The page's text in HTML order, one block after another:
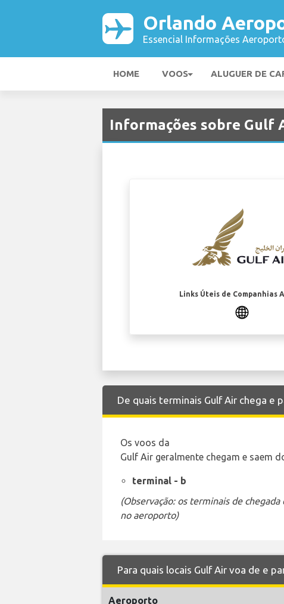
Orlando
Essencial Informações
HOME VOOS ALUGUER DE
Informações sobre Gulf
Links Úteis de Companhias
De quais terminais Gulf Air chega e
Os voos da
Gulf Air geralmente chegam e saem
terminal - b
(Observação: os terminais de
no aeroporto)
Para quais locais Gulf Air voa de e
Aeroporto